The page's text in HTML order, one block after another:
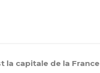
la capitale de la France